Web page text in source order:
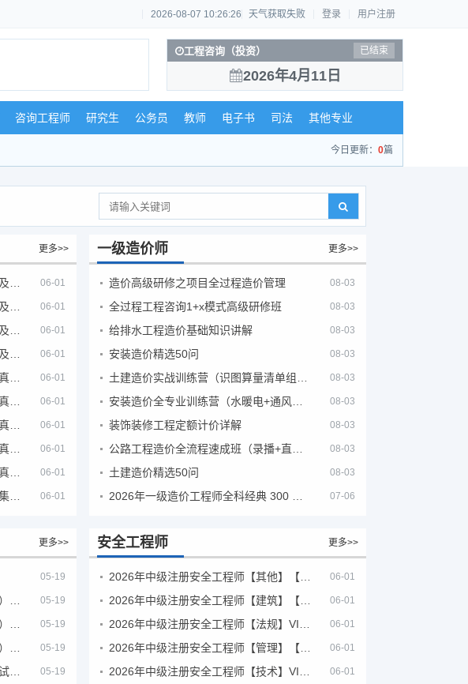
2026-08-07 10:26:26 天气获取失败 登录 用户注册
工程咨询（投资） 已结束
2026年4月11日
咨询工程师 研究生 公务员 教师 电子书 司法 其他专业
今日更新： 0篇
更多>>
06-01
06-01
06-01
06-01
06-01
06-01
06-01
06-01
06-01
06-01
一级造价师 更多>>
造价高级研修之项目全过程造价管理 08-03
全过程工程咨询1+x模式高级研修班 08-03
给排水工程造价基础知识讲解 08-03
安装造价精选50问 08-03
08-03
08-03
装饰装修工程定额计价详解 08-03
08-03
土建造价精选50问 08-03
07-06
更多>>
05-19
05-19
05-19
05-19
05-19
安全工程师 更多>>
2026年中级注册安全工程师【其他】【VIP基础同步班】 06-01
2026年中级注册安全工程师【建筑】【VIP基础同步班】 06-01
06-01
2026年中级注册安全工程师【管理】【VIP基础同步班】 06-01
06-01